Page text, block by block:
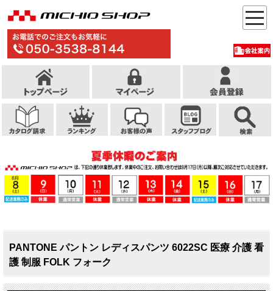
PANTONE パントン レディスパンツ 6022SC 医療 介護 看
護 制服 FOLK フォーク